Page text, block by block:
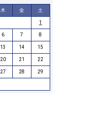
木 金 土
1
6 7 8
13 14 15
20 21 22
27 28 29